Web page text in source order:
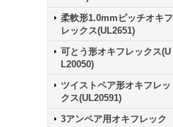
柔軟形1.0mmピッチオキフ
レックス(UL2651)
可とう形オキフレックス(U
L20050)
ツイストペア形オキフレッ
クス(UL20591)
3アンペア用オキフレック